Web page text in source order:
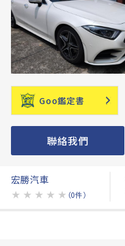
Goo鑑定書
聯絡我們
宏勝汽車
★ ★ ★ ★ ★ （0件）